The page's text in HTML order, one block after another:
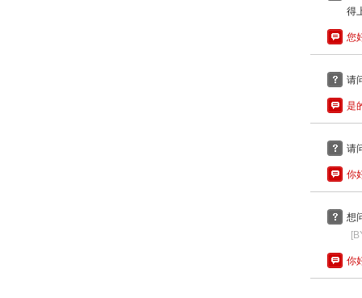
得
您
请
是
请
你
想
你